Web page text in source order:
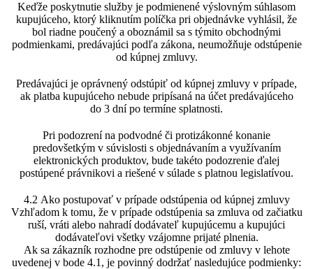
Keďže poskytnutie služby je podmienené výslovným súhlasom
kupujúceho, ktorý kliknutím políčka pri objednávke vyhlásil, že
bol riadne poučený a oboznámil sa s týmito obchodnými
podmienkami, predávajúci podľa zákona, neumožňuje odstúpenie
od kúpnej zmluvy.
Predávajúci je oprávnený odstúpiť od kúpnej zmluvy v prípade,
ak platba kupujúceho nebude pripísaná na účet predávajúceho
do 3 dní po termíne splatnosti.
Pri podozrení na podvodné či protizákonné konanie
predovšetkým v súvislosti s objednávaním a využívaním
elektronických produktov, bude takéto podozrenie ďalej
postúpené právnikovi a riešené v súlade s platnou legislatívou.
4.2 Ako postupovať v prípade odstúpenia od kúpnej zmluvy
Vzhľadom k tomu, že v prípade odstúpenia sa zmluva od začiatku
ruší, vráti alebo nahradí dodávateľ kupujúcemu a kupujúci
dodávateľovi všetky vzájomne prijaté plnenia.
Ak sa zákazník rozhodne pre odstúpenie od zmluvy v lehote
uvedenej v bode 4.1, je povinný dodržať nasledujúce podmienky: